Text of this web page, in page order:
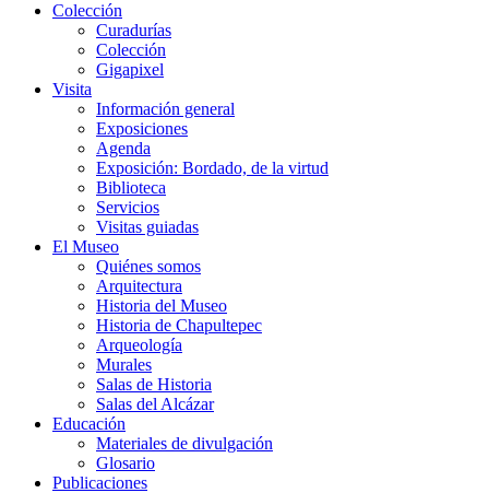
Colección
Curadurías
Colección
Gigapixel
Visita
Información general
Exposiciones
Agenda
Exposición: Bordado, de la virtud
Biblioteca
Servicios
Visitas guiadas
El Museo
Quiénes somos
Arquitectura
Historia del Museo
Historia de Chapultepec
Arqueología
Murales
Salas de Historia
Salas del Alcázar
Educación
Materiales de divulgación
Glosario
Publicaciones